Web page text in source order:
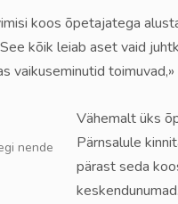
koos õpetajatega
kõik leiab aset vaid
vaikuseminutid
nende
Vähemalt üks
Pärnsalule
pärast seda